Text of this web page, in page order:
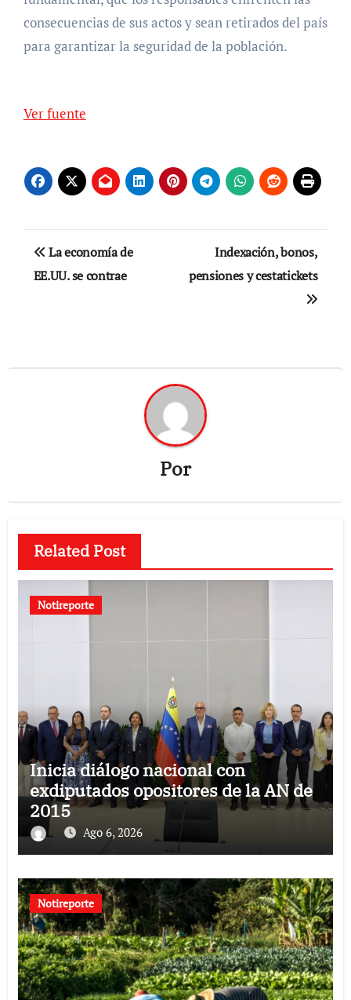
consecuencias de sus actos y sean retirados del país
para garantizar la seguridad de la población.
Ver fuente
Navegación
de
La economía de
EE.UU. se contrae
Indexación, bonos,
pensiones y cestatickets
Por
Related Post
Notireporte
Inicia diálogo nacional con
exdiputados opositores de la AN de
2015
Ago 6, 2026
Notireporte